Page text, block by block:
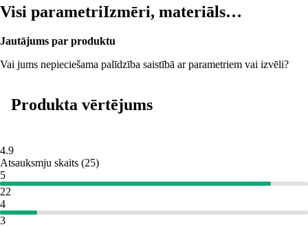
Visi parametriIzmēri, materiāls…
Jautājums par produktu
Vai jums nepieciešama palīdzība saistībā ar parametriem vai izvēli?
Produkta vērtējums
4.9
Atsauksmju skaits (25)
5
22
4
3